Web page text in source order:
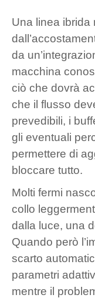
Una linea ibrida
da
macchina
ciò che dovrà
che il flusso
prevedibili, i
gli eventuali
permettere di
bloccare tutto.
Molti fermi
collo
dalla luce, una
Quando però
scarto
parametri
mentre il